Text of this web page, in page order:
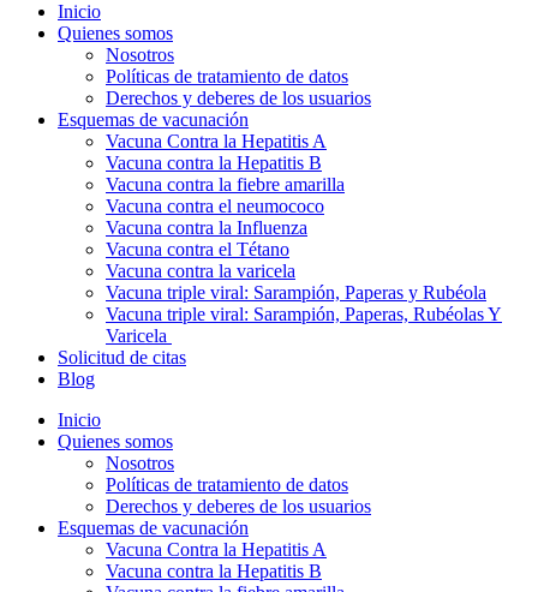
Inicio
Quienes somos
Nosotros
Políticas de tratamiento de datos
Derechos y deberes de los usuarios
Esquemas de vacunación
Vacuna Contra la Hepatitis A
Vacuna contra la Hepatitis B
Vacuna contra la fiebre amarilla
Vacuna contra el neumococo
Vacuna contra la Influenza
Vacuna contra el Tétano
Vacuna contra la varicela
Vacuna triple viral: Sarampión, Paperas y Rubéola
Vacuna triple viral: Sarampión, Paperas, Rubéolas Y
Varicela
Solicitud de citas
Blog
Inicio
Quienes somos
Nosotros
Políticas de tratamiento de datos
Derechos y deberes de los usuarios
Esquemas de vacunación
Vacuna Contra la Hepatitis A
Vacuna contra la Hepatitis B